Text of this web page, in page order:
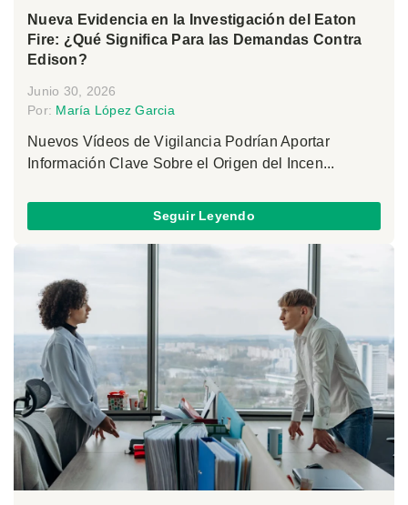
Nueva Evidencia en la Investigación del Eaton
Fire: ¿Qué Significa Para las Demandas Contra
Edison?
Junio 30, 2026
Por: María López Garcia
Nuevos Vídeos de Vigilancia Podrían Aportar
Información Clave Sobre el Origen del Incen...
Seguir Leyendo